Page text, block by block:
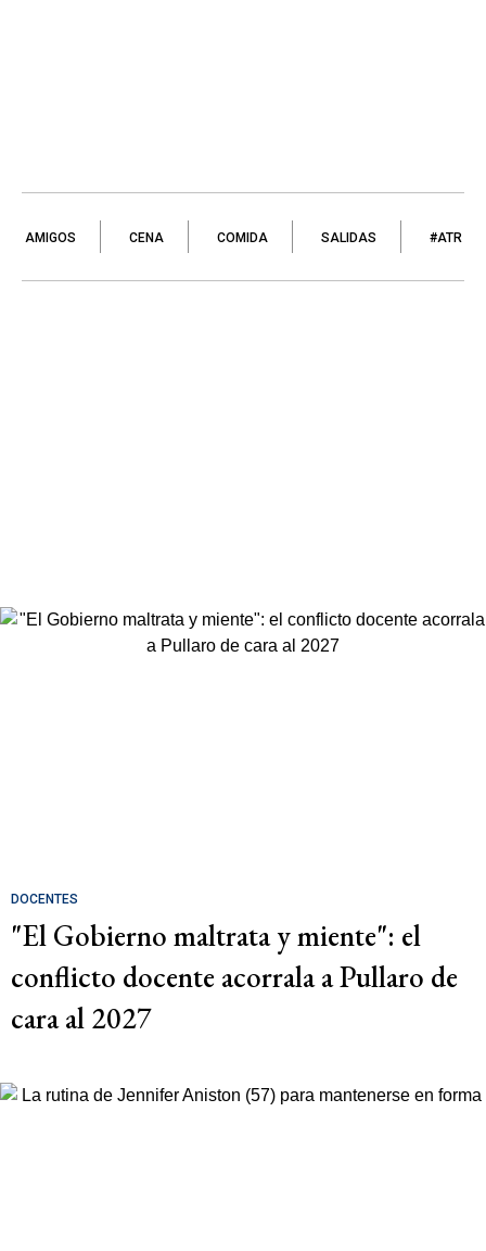
AMIGOS CENA COMIDA SALIDAS #ATR
DOCENTES
"El Gobierno maltrata y miente": el
conflicto docente acorrala a Pullaro de
cara al 2027